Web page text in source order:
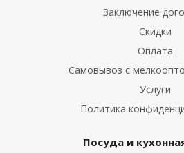
Заключение
Скидки
Оплата
Самовывоз с
Услуги
Политика
Посуда и